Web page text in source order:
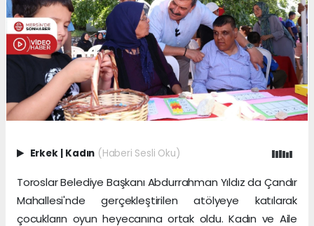
Erkek | Kadın (Haberi Sesli Oku)
Toroslar Belediye Başkanı Abdurrahman Yıldız da Çandır
Mahallesi'nde gerçekleştirilen atölyeye katılarak
çocukların oyun heyecanına ortak oldu. Kadın ve Aile